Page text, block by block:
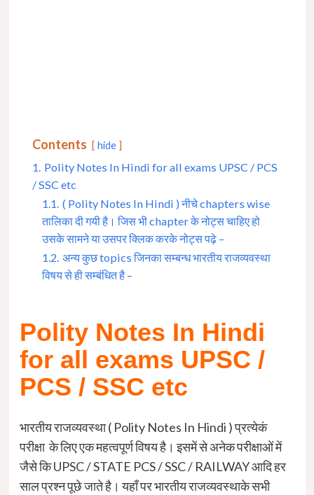
Contents hide
1. Polity Notes In Hindi for all exams UPSC / PCS
/ SSC etc
1.1. ( Polity Notes In Hindi ) नीचे chapters wise
तालिका दी गयी है। जिस भी chapter के नोट्स चाहिए हो
उसके सामने या उसपर क्लिक करके नोट्स पढ़े –
1.2. अन्य कुछ topics जिनका सम्बन्ध भारतीय राजव्यवस्था
विषय से ही सम्बंधित है –
Polity Notes In Hindi
for all exams UPSC /
PCS / SSC etc
भारतीय राजव्यवस्था ( Polity Notes In Hindi ) प्रत्येकं
परीक्षा के लिए एक महत्वपूर्ण विषय है। इसमें से अनेक परीक्षाओं में
जैसे कि UPSC / STATE PCS / SSC / RAILWAY आदि हर
साल प्रश्न पूछे जाते है। यहाँ पर भारतीय राजव्यवस्थाके सभी